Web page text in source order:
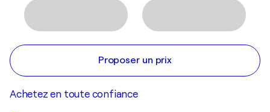
Proposer un prix
Achetez en toute confiance